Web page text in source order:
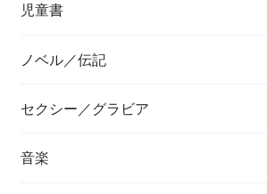
児童書
ノベル／伝記
セクシー／グラビア
音楽